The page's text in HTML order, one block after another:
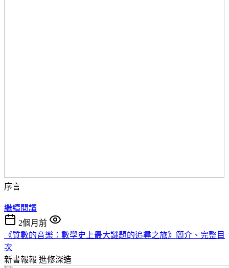
序言
繼續閱讀
2個月前
《質數的音樂：數學史上最大謎題的追尋之旅》簡介、完整目
次
新書報報 進修深造